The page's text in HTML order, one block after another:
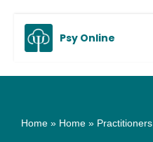
Skip
to
Psy Online
Home » Home » Practitioners